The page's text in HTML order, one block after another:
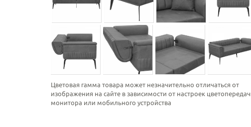
Цветовая гамма товара может незначительно отличаться от
изображения на сайте в зависимости от настроек
монитора или мобильного устройства